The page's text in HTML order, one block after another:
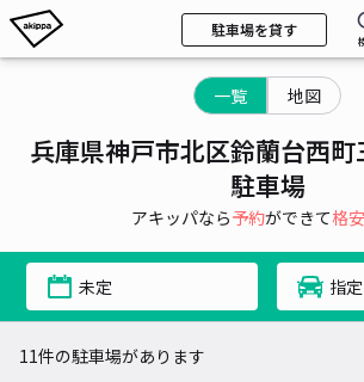
駐車場を貸す
一覧 地図
兵庫県神戸市北区鈴蘭台西
駐車場
アキッパなら予約ができて格
未定 指
11件の駐車場があります